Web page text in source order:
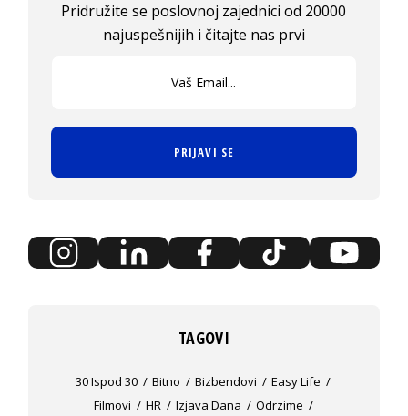
Pridružite se poslovnoj zajednici od 20000
najuspešnijih i čitajte nas prvi
PRIJAVI SE
TAGOVI
30 Ispod 30 Bitno Bizbendovi
Easy Life
Filmovi
HR Izjava Dana
Odrzime